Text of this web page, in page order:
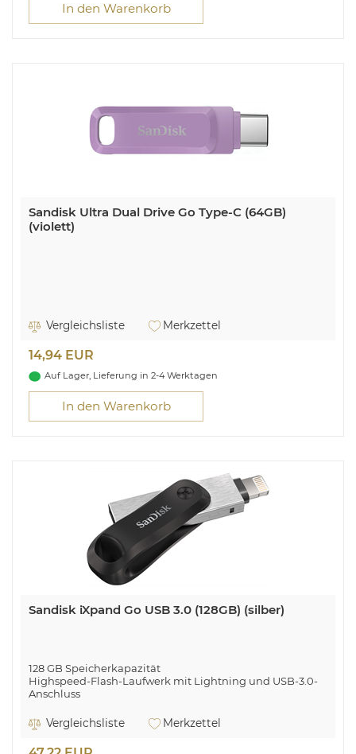
In den Warenkorb
Sandisk Ultra Dual Drive Go Type-C (64GB)
(violett)
Vergleichsliste Merkzettel
14,94 EUR
Auf Lager, Lieferung in 2-4 Werktagen
In den Warenkorb
Sandisk iXpand Go USB 3.0 (128GB) (silber)
128 GB Speicherkapazität
Highspeed-Flash-Laufwerk mit Lightning und USB-3.0-
Anschluss
Videos und Bilder direkt auf den iXpand Flash Drive
aufnehmen
Vergleichsliste Merkzettel